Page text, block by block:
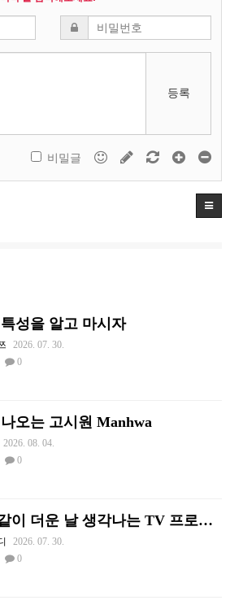
등록
비밀글
성을 알고 마시자
2026. 07. 30.
0
오는 고시원 Manhwa
2026. 08. 04.
0
요즘같이 더운 날 생각나는 TV 프로그램
2026. 07. 30.
0